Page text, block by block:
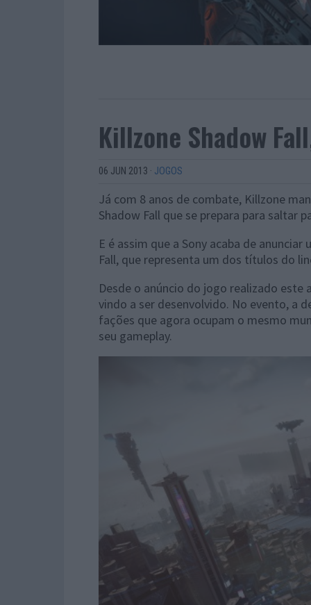
Killzone Shadow
06 JUN 2013 · JOGOS
Já com 8 anos de combate, Killzone
Shadow Fall que se prepara para saltar
E é assim que a Sony acaba de anunciar
Fall, que representa um dos títulos do
Desde o anúncio do jogo realizado
vindo a ser desenvolvido. No evento, a
fações que agora ocupam o mesmo
seu gameplay.